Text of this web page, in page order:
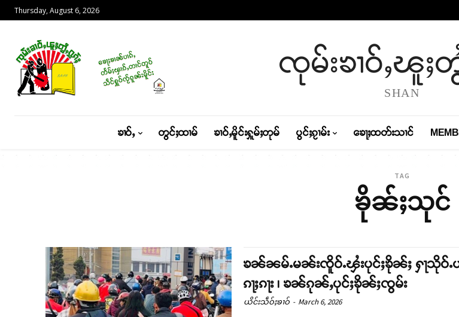
Thursday, August 6, 2026
ၸုမ်းၶၢဝ်ႇၽူႈ
SHAN
ၶၢဝ်ႇ တွင်ႈထၢမ် ၶၢဝ်ႇမိူင်းႁူမ်ႈတုမ် ပွင်ႈၵႂၢမ်း ၶေႃႈထတ်းသၢင်
TAG
ၶိုၼ်ႈသုင်
ၶၼ်ၼမ်ႉမၼ်းၸိူဝ်ႉၾႆးပုင်ႈၶိုၼ်ႈ ႁႃသိုဝ်ႉ
ၵႃႈၵႃး ၊ ၶၼ်ၵုၼ်ႇပုင်ႈၶိုၼ်ႈၸွမ်း
ယိင်းသဵဝ်ႈၶၢဝ် - March 6, 2026